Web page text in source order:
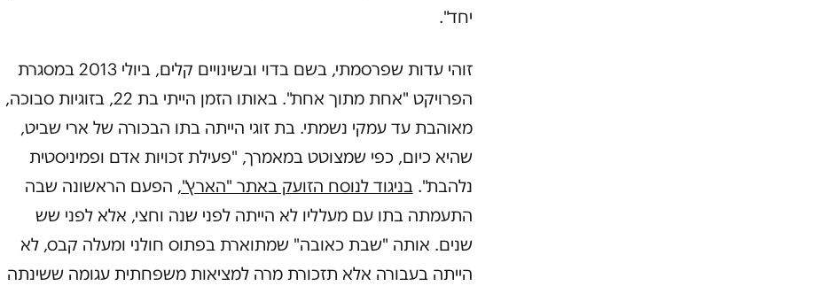
יחד".
זוהי עדות שפרסמתי, בשם בדוי ובשינויים קלים, ביולי 2013 במסגרת
הפרויקט "אחת מתוך אחת". באותו הזמן הייתי בת 22, בזוגיות סבוכה,
מאוהבת עד עמקי נשמתי. בת זוגי הייתה בתו הבכורה של ארי שביט,
שהיא כיום, כפי שמצוטט במאמרך, "פעילת זכויות אדם ופמיניסטית
נלהבת".בניגוד לנוסח הזועק באתר "הארץ", הפעם הראשונה שבה
התעמתה בתו עם מעלליו לא הייתה לפני שנה וחצי, אלא לפני שש
שנים. אותה "שבת כאובה" שמתוארת בפתוס חולני ומעלה קבס, לא
הייתה בעבורה אלא תזכורת מרה למציאות משפחתית עגומה ששינתה